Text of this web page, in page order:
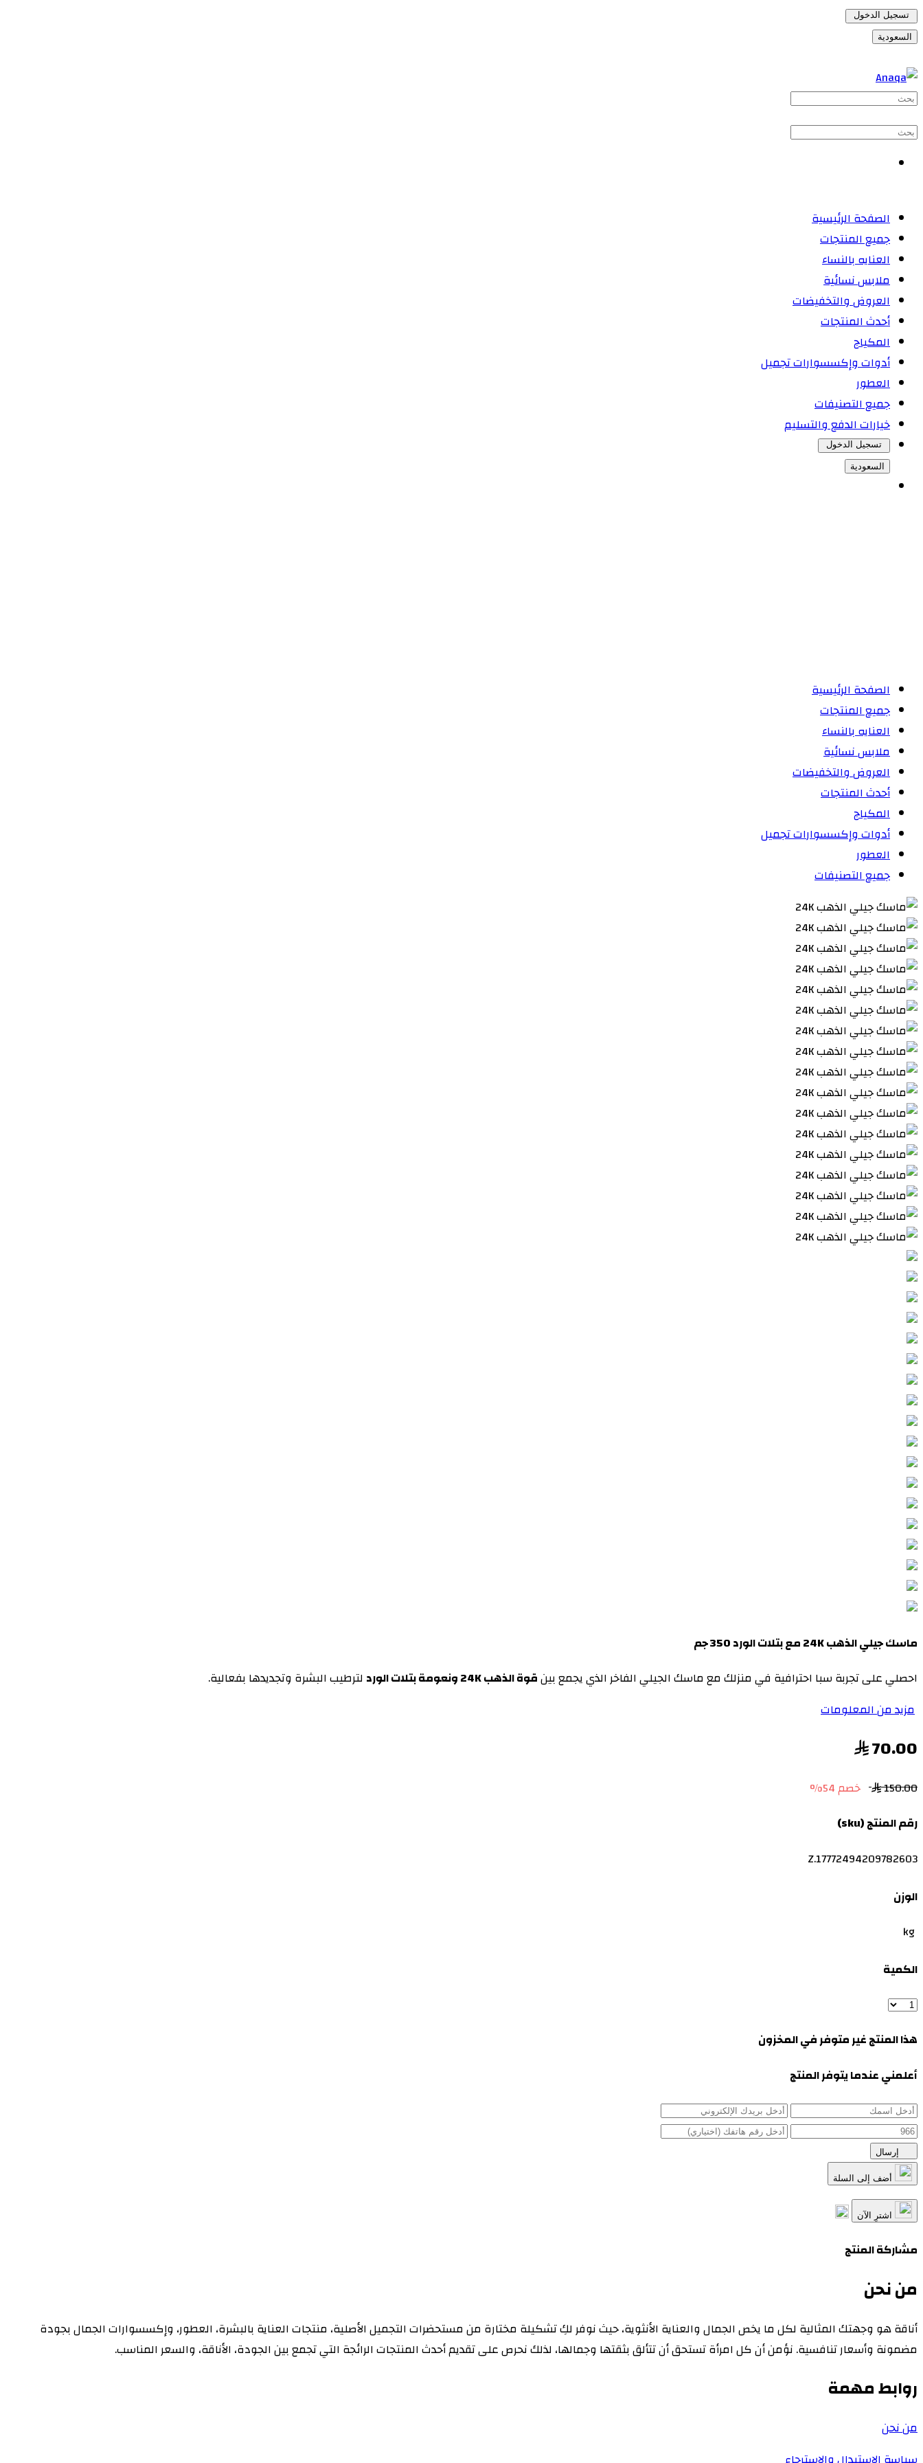
تسجيل الدخول
السعودية
الصفحة الرئيسية
جميع المنتجات
العنايه بالنساء
ملابس نسائية
العروض والتخفيضات
أحدث المنتجات
المكياج
أدوات وإكسسوارات تجميل
العطور
جميع التصنيفات
خيارات الدفع والتسليم
تسجيل الدخول
السعودية
الصفحة الرئيسية
جميع المنتجات
العنايه بالنساء
ملابس نسائية
العروض والتخفيضات
أحدث المنتجات
المكياج
أدوات وإكسسوارات تجميل
العطور
جميع التصنيفات
ماسك جيلي الذهب 24K مع بتلات الورد 350 جم
احصلي على تجربة سبا احترافية في منزلك مع ماسك الجيلي الفاخر الذي يجمع بينقوة الذهب 24K ونعومة بتلات الورد
لترطيب البشرة وتجديدها بفعالية.
مزيد من المعلومات
70.00
150.00
رقم المنتج (sku)
Z.17772494209782603
الوزن
الكمية
هذا المنتج غير متوفر في المخزون
أعلمني عندما يتوفر المنتج
اشترِ الآن
مشاركة المنتج
من نحن
أناقة هو وجهتك المثالية لكل ما يخص الجمال والعناية الأنثوية، حيث نوفر لكِ تشكيلة مختارة من مستحضرات التجميل الأصلية، منتجات العناية بالبشرة، العطور، وإكسسوارات الجمال بجودة
مضمونة وأسعار تنافسية. نؤمن أن كل امرأة تستحق أن تتألق بثقتها وجمالها، لذلك نحرص على تقديم أحدث المنتجات الرائجة التي تجمع بين الجودة، الأناقة، والسعر المناسب.
روابط مهمة
من نحن